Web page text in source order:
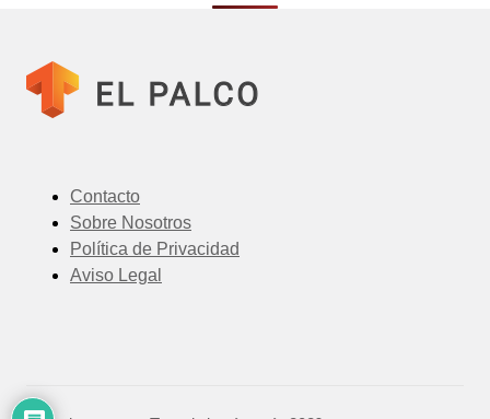
Contacto
Sobre Nosotros
Política de Privacidad
Aviso Legal